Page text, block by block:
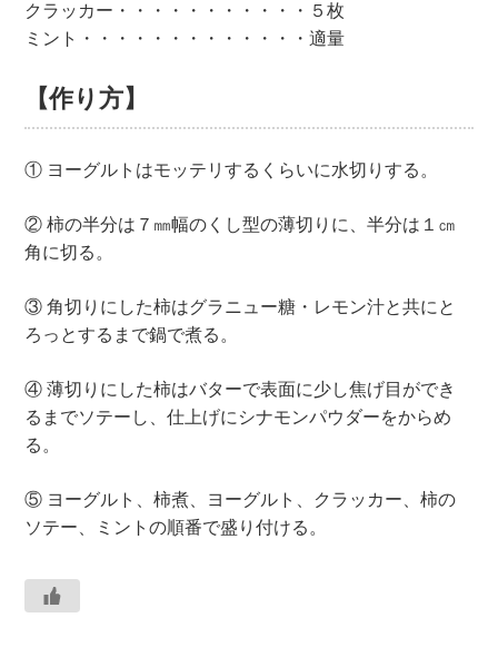
クラッカー・・・・・・・・・・・５枚
ミント・・・・・・・・・・・・・適量
【作り方】
① ヨーグルトはモッテリするくらいに水切りする。
② 柿の半分は７㎜幅のくし型の薄切りに、半分は１㎝
角に切る。
③ 角切りにした柿はグラニュー糖・レモン汁と共にと
ろっとするまで鍋で煮る。
④ 薄切りにした柿はバターで表面に少し焦げ目ができ
るまでソテーし、仕上げにシナモンパウダーをからめ
る。
⑤ ヨーグルト、柿煮、ヨーグルト、クラッカー、柿の
ソテー、ミントの順番で盛り付ける。